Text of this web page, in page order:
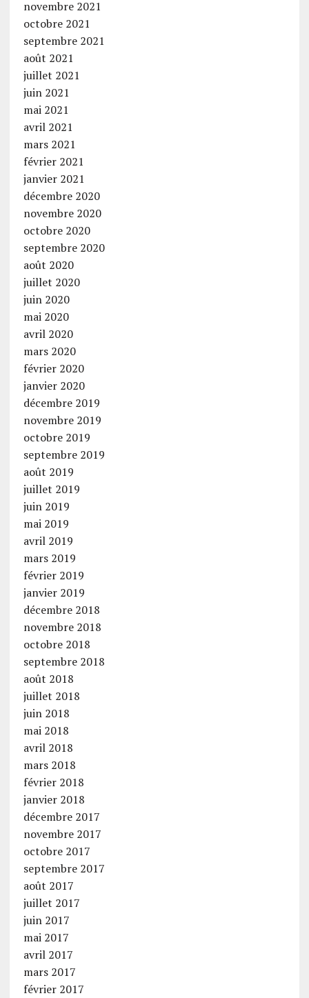
novembre 2021
octobre 2021
septembre 2021
août 2021
juillet 2021
juin 2021
mai 2021
avril 2021
mars 2021
février 2021
janvier 2021
décembre 2020
novembre 2020
octobre 2020
septembre 2020
août 2020
juillet 2020
juin 2020
mai 2020
avril 2020
mars 2020
février 2020
janvier 2020
décembre 2019
novembre 2019
octobre 2019
septembre 2019
août 2019
juillet 2019
juin 2019
mai 2019
avril 2019
mars 2019
février 2019
janvier 2019
décembre 2018
novembre 2018
octobre 2018
septembre 2018
août 2018
juillet 2018
juin 2018
mai 2018
avril 2018
mars 2018
février 2018
janvier 2018
décembre 2017
novembre 2017
octobre 2017
septembre 2017
août 2017
juillet 2017
juin 2017
mai 2017
avril 2017
mars 2017
février 2017